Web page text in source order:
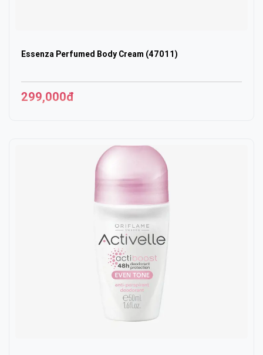
Essenza Perfumed Body Cream (47011)
299,000đ